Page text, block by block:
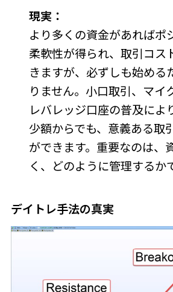
現実：
より多くの資金があればポ
柔軟性が得られ、取引コス
きますが、必ずしも始める
りません。小口取引、マイ
レバレッジ口座の普及によ
少額からでも、意義ある取
ができます。重要なのは、
く、どのように管理するか
デイトレ手法の真実